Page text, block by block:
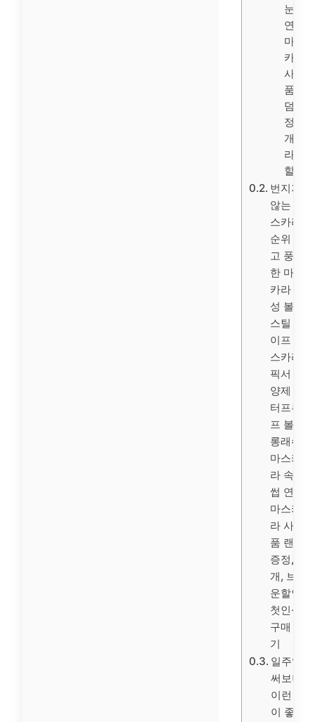
눈썹
연장
마스
카라
사은
품 랜
덤 증
정, 1
개, 브
라운
할인
번지지
않는 마
스카라 1
순위 길
고 풍성
한 마스
카라 풍
성 볼륨
스틸 파
이프 마
스카라
픽서 영
양제 워
터프루
프 볼륨
롱래쉬
마스카
라 속눈
썹 연장
마스카
라 사은
품 랜덤
증정, 1
개, 브라
운할인
첫인상 &
구매 후
기
일주일
써보니
이런 점
이 좋아